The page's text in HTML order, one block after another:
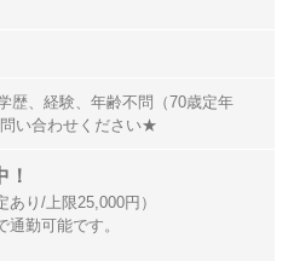
歴、経験、年齢不問（70歳定年
い合わせください★
り/上限25,000円）
勤可能です。